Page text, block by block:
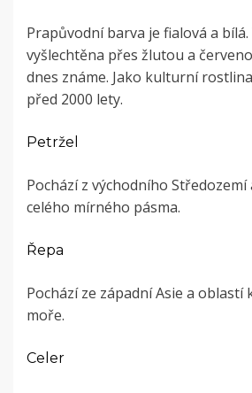
Prapůvodní barva je fialová a
vyšlechtěna přes žlutou a
dnes známe. Jako kulturní
před 2000 lety.
Petržel
Pochází z východního
celého mírného pásma.
Řepa
Pochází ze západní Asie a oblastí
moře.
Celer